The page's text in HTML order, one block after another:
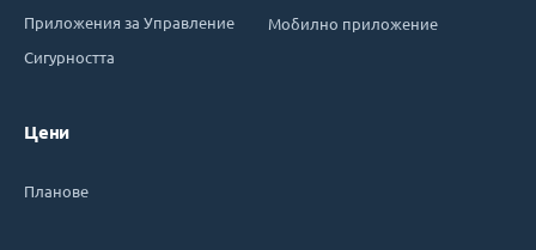
Приложения за Управление
Сигурността
Цени
Планове
Мобилно приложение